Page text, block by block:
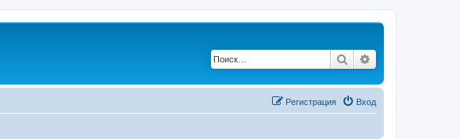
Поиск
Вход
Регистрация